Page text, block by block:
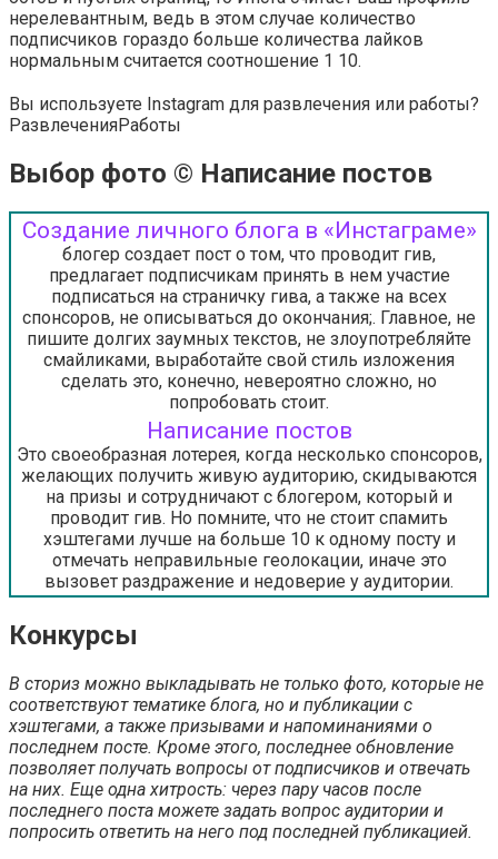
нерелевантным, ведь в этом случае количество
подписчиков гораздо больше количества лайков
нормальным считается соотношение 1 10.
Вы используете Instagram для развлечения или работы?
РазвлеченияРаботы
Выбор фото © Написание постов
Создание личного блога в «Инстаграме»
блогер создает пост о том, что проводит гив,
предлагает подписчикам принять в нем участие
подписаться на страничку гива, а также на всех
спонсоров, не описываться до окончания;. Главное, не
пишите долгих заумных текстов, не злоупотребляйте
смайликами, выработайте свой стиль изложения
сделать это, конечно, невероятно сложно, но
попробовать стоит.
Написание постов
Это своеобразная лотерея, когда несколько спонсоров,
желающих получить живую аудиторию, скидываются
на призы и сотрудничают с блогером, который и
проводит гив. Но помните, что не стоит спамить
хэштегами лучше на больше 10 к одному посту и
отмечать неправильные геолокации, иначе это
вызовет раздражение и недоверие у аудитории.
Конкурсы
В сториз можно выкладывать не только фото, которые не
соответствуют тематике блога, но и публикации с
хэштегами, а также призывами и напоминаниями о
последнем посте. Кроме этого, последнее обновление
позволяет получать вопросы от подписчиков и отвечать
на них. Еще одна хитрость: через пару часов после
последнего поста можете задать вопрос аудитории и
попросить ответить на него под последней публикацией.